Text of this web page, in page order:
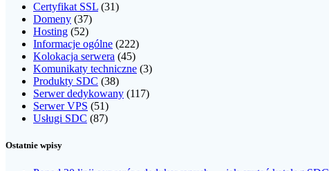
Certyfikat SSL (31)
Domeny (37)
Hosting (52)
Informacje ogólne (222)
Kolokacja serwera (45)
Komunikaty techniczne (3)
Produkty SDC (38)
Serwer dedykowany (117)
Serwer VPS (51)
Usługi SDC (87)
Ostatnie wpisy